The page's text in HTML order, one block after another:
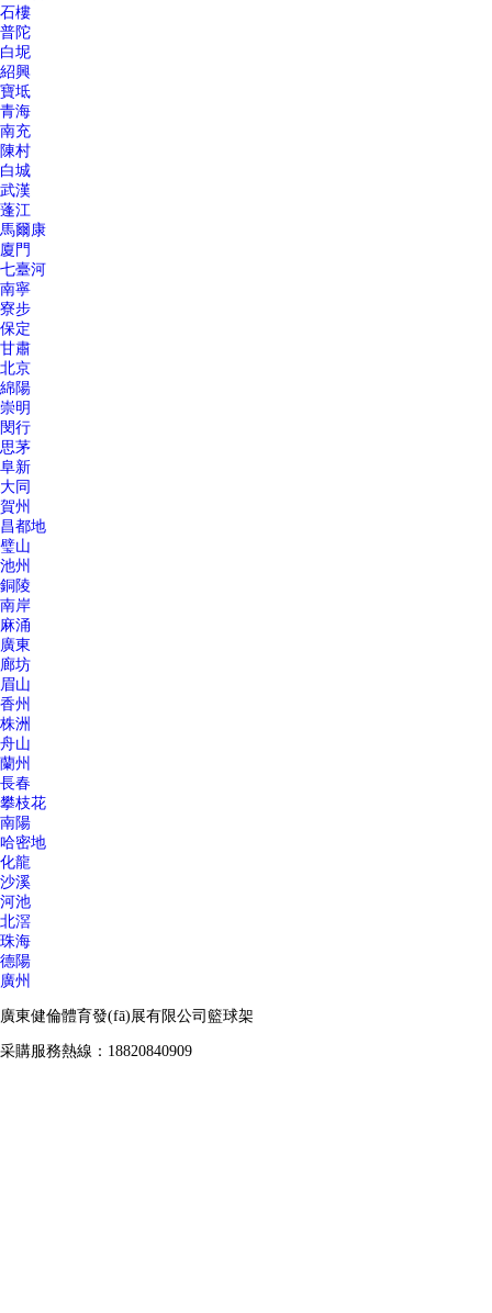
石樓
普陀
白坭
紹興
寶坻
青海
南充
陳村
白城
武漢
蓬江
馬爾康
廈門
七臺河
南寧
寮步
保定
甘肅
北京
綿陽
崇明
閔行
思茅
阜新
大同
賀州
昌都地
璧山
池州
銅陵
南岸
麻涌
廣東
廊坊
眉山
香州
株洲
舟山
蘭州
長春
攀枝花
南陽
哈密地
化龍
沙溪
河池
北滘
珠海
德陽
廣州
廣東健倫體育發(fā)展有限公司籃球架
采購服務熱線：18820840909